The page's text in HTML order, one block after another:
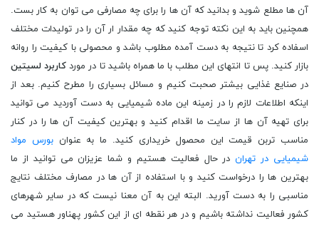
آن ها مطلع شوید و بدانید که آن ها را برای چه مصارفی می توان به کار بست.
همچنین باید به این نکته توجه کنید که چه مقدار ار آن را در تولیدات مختلف
اسفاده کرد تا نتیجه به دست آمده مطلوب باشد و محصولی با کیفیت را روانه
بازار کنید. پس تا انتهای این مطلب با ما همراه باشید تا در موردکاربرد لسیتین
در صنایع غذایی بیشتر صحبت کنیم و مسائل بسیاری را مطرح کنیم. بعد از
اینکه اطلاعات لازم را در زمینه این ماده شیمیایی به دست آوردید می توانید
برای تهیه آن ها از سایت ما اقدام کنید و بهترین کیفیت آن ها را در کنار
مناسب تربن قیمت این محصول خریداری کنید. ما به عنوانبورس مواد
شیمیایی در تهراندر حال فعالیت هستیم و شما عزیزان می توانید از ما
بهترین ها را درخواست کنید و با استفاده از آن ها در مصارف مختلف نتایج
مناسبی را به دست آورید. البته این به آن معنا نیست که در سایر شهرهای
کشور فعالیت نداشته باشیم و در هر نقطه ای از این کشور پهناور هستید می